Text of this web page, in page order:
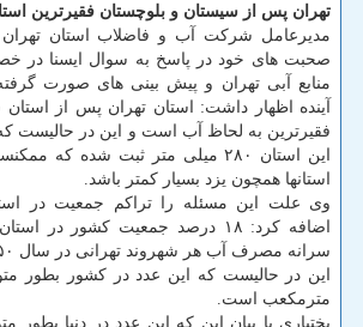
تهران پس از سیستان و بلوچستان فقیرترین
مدیرعامل شركت آب و فاضلاب استان
صحبت های خود در پاسخ به سوال ایسنا در
منابع آبی تهران و پیش بینی های صورت
آینده اظهار داشت: استان تهران پس از
فقیرترین به لحاظ آب است و این در حالیست
این استان ۲۸۰ میلی متر ثبت شده كه
استانها همچون یزد بسیار كمتر باشد.
وی علت این مسئله را تراكم جمعیت در
اضافه كرد: ۱۸ درصد جمعیت كشور در
مترمكعب است.